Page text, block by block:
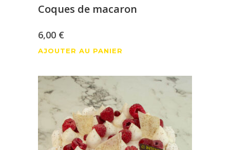
Coques de macaron
6,00 €
AJOUTER AU PANIER